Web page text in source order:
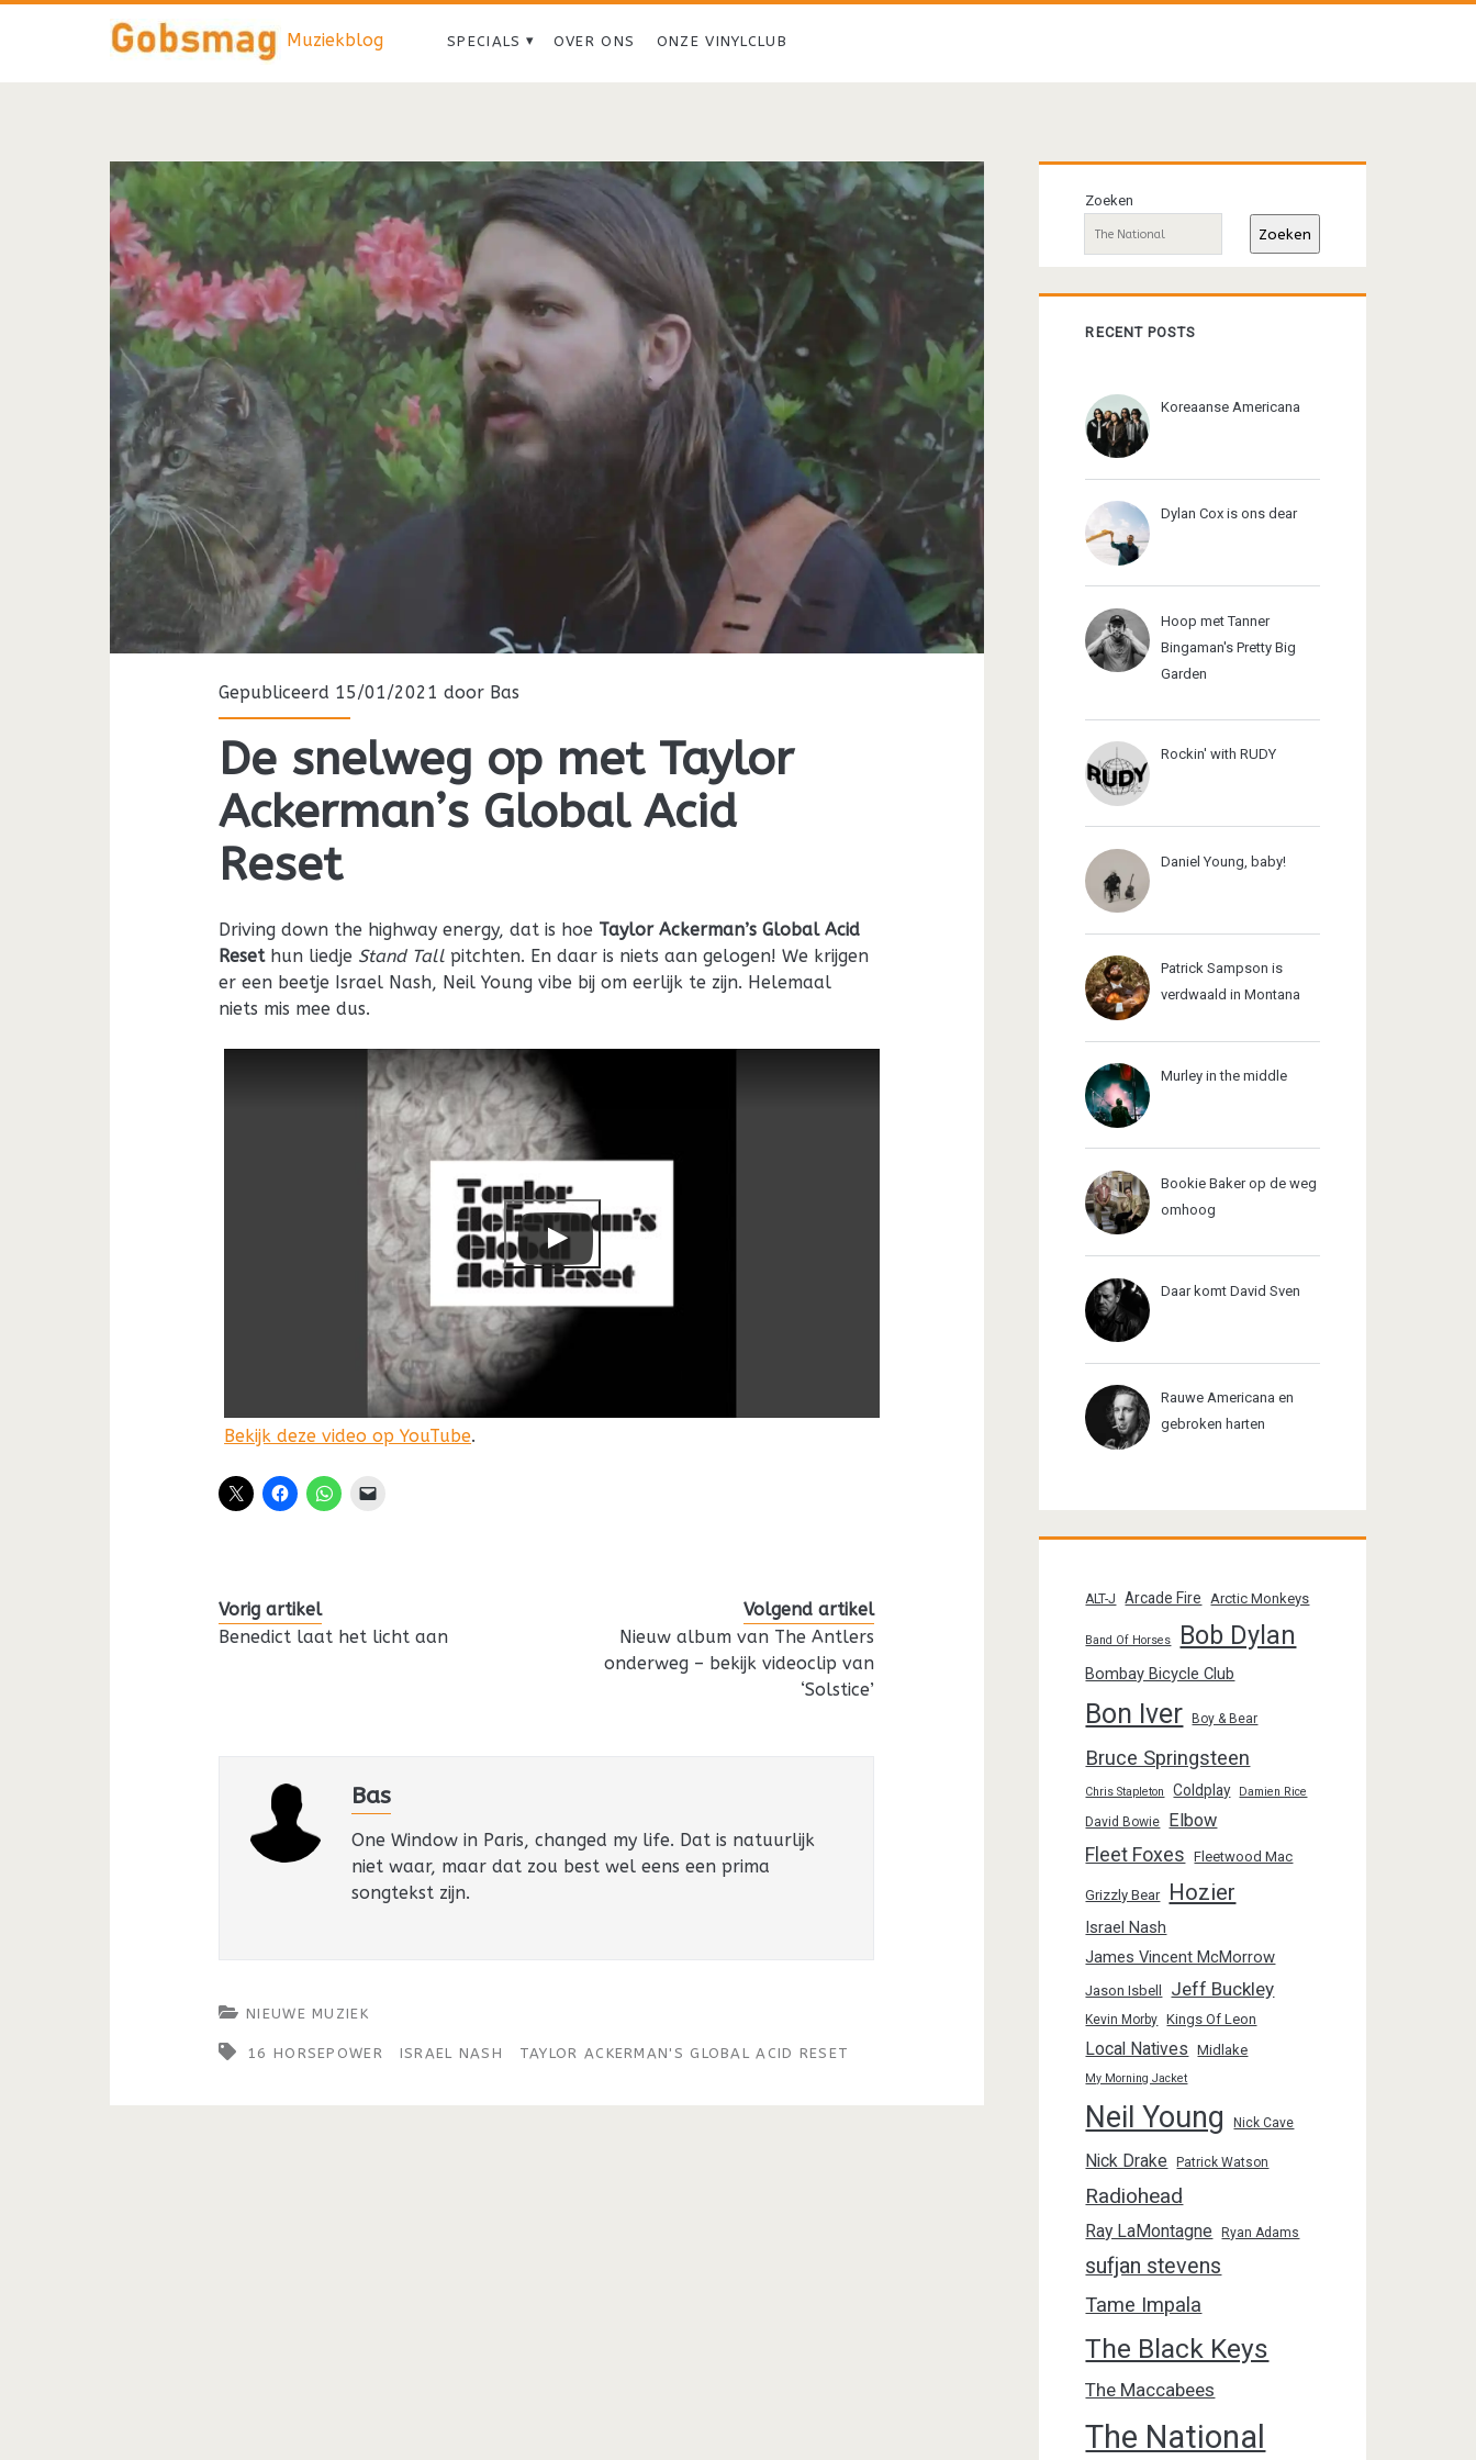
Muziekblog SPECIALS OVER ONS ONZE VINYLCLUB
Gepubliceerd 15/01/2021 door Bas
De snelweg op met Taylor
Ackerman’s Global Acid
Reset
Driving down the highway energy, dat is hoe Taylor Ackerman’s Global Acid
Resethun liedje Stand Tall pitchten. En daar is niets aan gelogen! We krijgen
er een beetje Israel Nash, Neil Young vibe bij om eerlijk te zijn. Helemaal
niets mis mee dus.
Bekijk deze video op YouTube.
Vorig artikel
Benedict laat het licht aan
Volgend artikel
Nieuw album van The Antlers
onderweg – bekijk videoclip van
‘Solstice’
Bas
One Window in Paris, changed my life. Dat is natuurlijk
niet waar, maar dat zou best wel eens een prima
songtekst zijn.
NIEUWE MUZIEK
16 HORSEPOWER ISRAEL NASH TAYLOR ACKERMAN'S GLOBAL ACID RESET
Primaire
sidebar
Zoeken
Zoeken
RECENT POSTS
Koreaanse Americana
Dylan Cox is ons dear
Hoop met Tanner
Bingaman's Pretty Big
Garden
Rockin' with RUDY
Daniel Young, baby!
Patrick Sampson is
verdwaald in Montana
Murley in the middle
Bookie Baker op de weg
omhoog
Daar komt David Sven
Rauwe Americana en
gebroken harten
ALT-J Arcade Fire Arctic Monkeys
Band Of Horses Bob Dylan
Bombay Bicycle Club
Bon Iver Boy & Bear
Bruce Springsteen
Chris Stapleton Coldplay Damien Rice
David Bowie Elbow
Fleet Foxes Fleetwood Mac
Grizzly Bear Hozier
Israel Nash
James Vincent McMorrow
Jason Isbell Jeff Buckley
Kevin Morby Kings Of Leon
Local Natives Midlake
My Morning Jacket
Neil Young Nick Cave
Nick Drake Patrick Watson
Radiohead
Ray LaMontagne Ryan Adams
sufjan stevens
Tame Impala
The Black Keys
The Maccabees
The National